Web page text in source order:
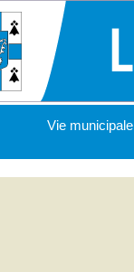
Vie municipale